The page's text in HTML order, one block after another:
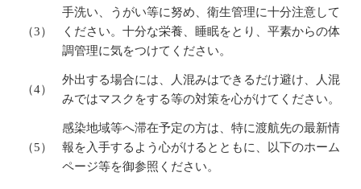
（3）
手洗い、うがい等に努め、衛生管理に十分注意して
ください。十分な栄養、睡眠をとり、平素からの体
調管理に気をつけてください。
（4）
外出する場合には、人混みはできるだけ避け、人混
みではマスクをする等の対策を心がけてください。
（5）
感染地域等へ滞在予定の方は、特に渡航先の最新情
報を入手するよう心がけるとともに、以下のホーム
ページ等を御参照ください。